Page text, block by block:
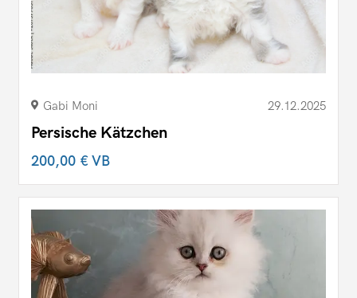
Gabi Moni 29.12.2025
Persische Kätzchen
200,00 €VB